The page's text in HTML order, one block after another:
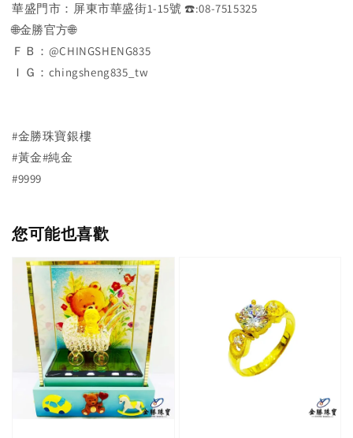
華盛門市：屏東市華盛街1-15號 ☎️:08-7515325
🌐金勝官方🌐
ＦＢ：@CHINGSHENG835
ＩＧ：chingsheng835_tw
#金勝珠寶銀樓
#黃金#純金
#9999
您可能也喜歡